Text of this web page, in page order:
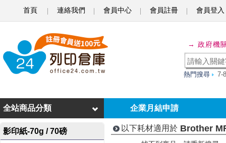
首頁 連絡我們 會員中心 會員註冊 會員登入
o
h
e
r
→ 政府機
熱門搜尋 7-
企業月結申請
全站商品分類
影印紙-70g / 70磅 以下耗材適用於 Brother